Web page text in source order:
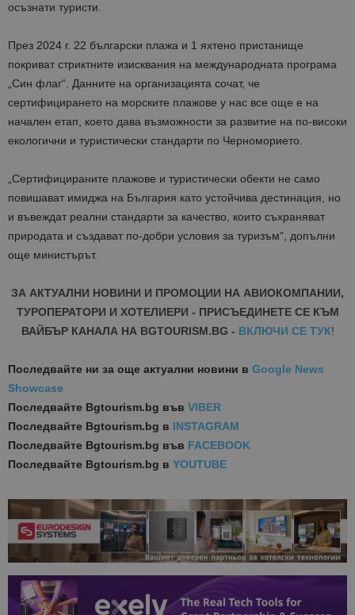
осъзнати туристи.
През 2024 г. 22 български плажа и 1 яхтено пристанище
покриват стриктните изисквания на международната програма
„Син флаг“. Данните на организацията сочат, че
сертифицирането на морските плажове у нас все още е на
начален етап, което дава възможности за развитие на по-високи
екологични и туристически стандарти по Черноморието.
„Сертифицираните плажове и туристически обекти не само
повишават имиджа на България като устойчива дестинация, но
и въвеждат реални стандарти за качество, които съхраняват
природата и създават по-добри условия за туризъм“, допълни
още министърът.
ЗА АКТУАЛНИ НОВИНИ И ПРОМОЦИИ НА АВИОКОМПАНИИ,
ТУРОПЕРАТОРИ И ХОТЕЛИЕРИ - ПРИСЪЕДИНЕТЕ СЕ КЪМ
ВАЙБЪР КАНАЛА НА BGTOURISM.BG - ВКЛЮЧИ СЕ ТУК!
Последвайте ни за още актуални новини в Google News
Showcase
Последвайте Bgtourism.bg във VIBER
Последвайте Bgtourism.bg в INSTAGRAM
Последвайте Bgtourism.bg във FACEBOOK
Последвайте Bgtourism.bg в YOUTUBE